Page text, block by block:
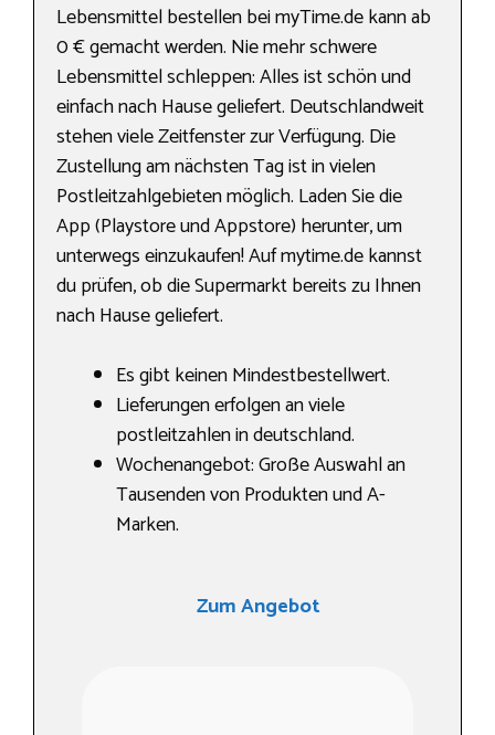
Lebensmittel bestellen bei myTime.de kann ab
0 € gemacht werden. Nie mehr schwere
Lebensmittel schleppen: Alles ist schön und
einfach nach Hause geliefert. Deutschlandweit
stehen viele Zeitfenster zur Verfügung. Die
Zustellung am nächsten Tag ist in vielen
Postleitzahlgebieten möglich. Laden Sie die
App (Playstore und Appstore) herunter, um
unterwegs einzukaufen! Auf mytime.de kannst
du prüfen, ob die Supermarkt bereits zu Ihnen
nach Hause geliefert.
Es gibt keinen Mindestbestellwert.
Lieferungen erfolgen an viele
postleitzahlen in deutschland.
Wochenangebot: Große Auswahl an
Tausenden von Produkten und A-
Marken.
Zum Angebot